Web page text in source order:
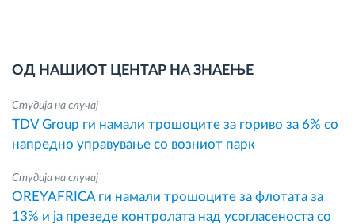
ОД НАШИОТ ЦЕНТАР НА ЗНАЕЊЕ
Студија на случај
TDV Group ги намали трошоците за гориво за 6% со
напредно управување со возниот парк
Студија на случај
OREYAFRICA ги намали трошоците за флотата за
13% и ја презеде контролата над усогласеноста со